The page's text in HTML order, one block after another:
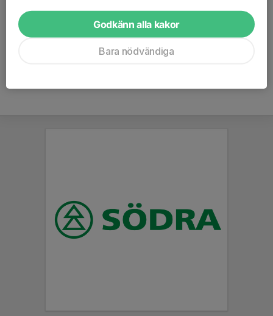
Verksamhets- och räkenskapsår
Föreningens verksamhetsår och räkenskapsår omfattar tiden
från och med 1 januari till och med den 31 december.
Godkänn alla kakor
Bara nödvändiga